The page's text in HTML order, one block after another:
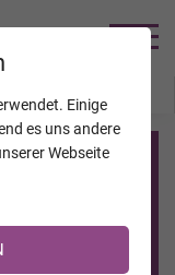
registriert?
<<
Einige
es uns andere
Webseite
VERSTORBENE